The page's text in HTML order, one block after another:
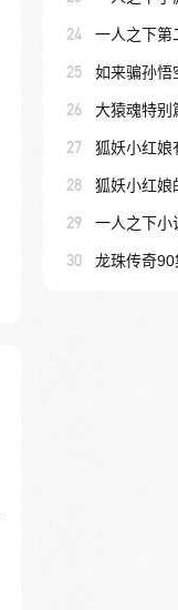
24 一人之下第
25 如来骗孙悟
26 大猿魂特别
27 狐妖小红娘
28 狐妖小红娘
29 一人之下小
30 龙珠传奇